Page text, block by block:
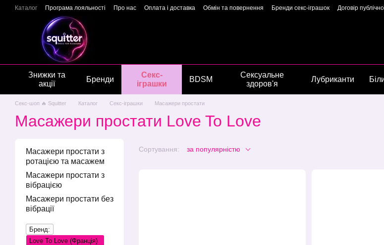
Перейти до основного контенту
Каталог Програма лояльності Про нас Оплата і доставка Обмін та повернення Бренди секс-іграшок Договір
Подарункові сертифікати
Знижки та
акції
Бренди
Секс-
іграшки
BDSM
Сексуальне
здоров'я
Лубриканти
Секс-шоп 🔥 Squitter Каталог Секс-іграшки Масажери простати
Масажери простати Love To Love
Сортування: за популярністю
Масажери простати з
ротацією та масажем
Масажери простати з
вібрацією
Масажери простати без
вібрації
Бренд:
Love To Love (Франція)